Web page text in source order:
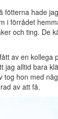
fötterna hade
i förrådet
och ting. De
av en kollega
jag alltid bara
tog hon med
av att få.